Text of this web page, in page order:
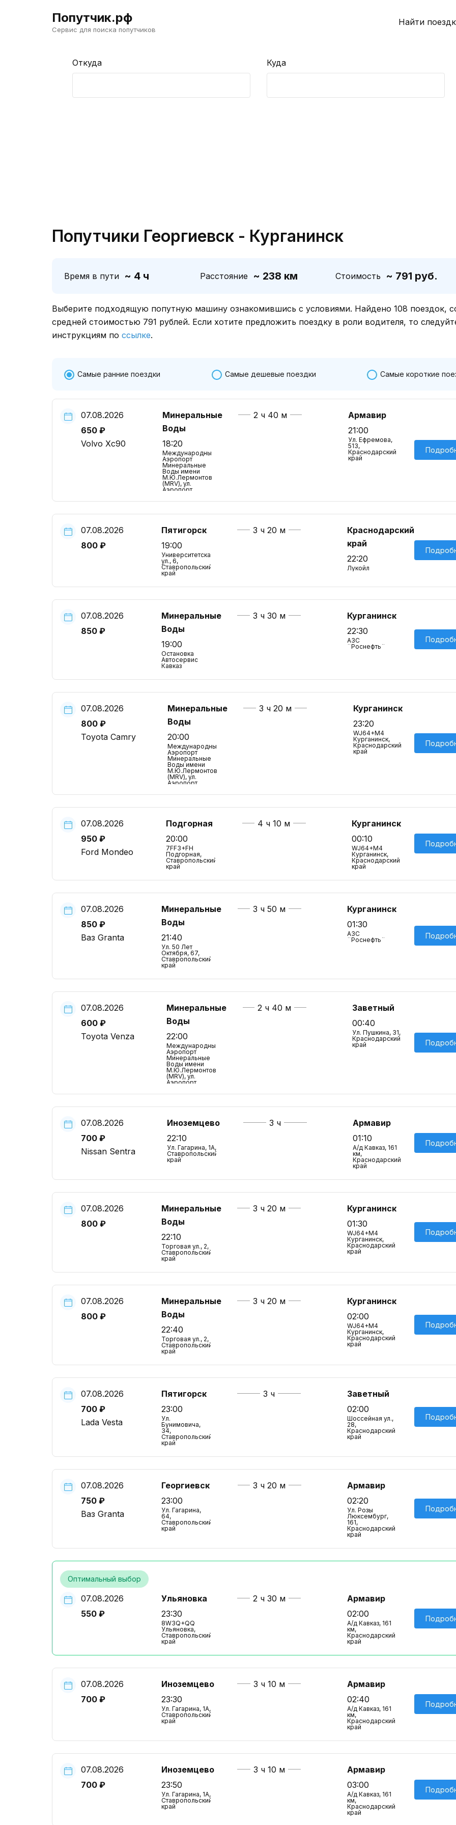
Попутчик.рф
Сервис для поиска попутчиков
Найти
Откуда Куда
Попутчики Георгиевск - Курганинск
Время в пути ~ 4 ч Расстояние ~ 238 км Стоимость ~ 791 руб.
Выберите подходящую попутную машину ознакомившись с условиями. Найдено 108 поездок,
средней стоимостью 791 рублей. Если хотите предложить поездку в роли водителя, то
инструкциям по ссылке.
Самые ранние поездки Самые дешевые поездки Самые короткие
07.08.2026
650 ₽
Volvo Xc90
Минеральные
Воды
18:20
Международный
Аэропорт
Минеральные
Воды имени
М.Ю.Лермонтова
(MRV), ул.
Аэропорт,
край
2 ч 40 м
Армавир
21:00
Ул. Ефремова,
513,
Краснодарский
край
07.08.2026
800 ₽
Пятигорск
19:00
Университетская
ул., 6,
Ставропольский
край
3 ч 20 м
Краснодарский
край
22:20
Лукойл
07.08.2026
850 ₽
Минеральные
Воды
19:00
Остановка
Автосервис
Кавказ
3 ч 30 м
Курганинск
22:30
АЗС
¨Роснефть¨
07.08.2026
800 ₽
Toyota Camry
Минеральные
Воды
20:00
Международный
Аэропорт
Минеральные
Воды имени
М.Ю.Лермонтова
(MRV), ул.
Аэропорт,
край
3 ч 20 м
Курганинск
23:20
WJ64+M4
Курганинск,
Краснодарский
край
07.08.2026
950 ₽
Ford Mondeo
Подгорная
20:00
7FF3+FH
Подгорная,
Ставропольский
край
4 ч 10 м
Курганинск
00:10
WJ64+M4
Курганинск,
Краснодарский
край
07.08.2026
850 ₽
Ваз Granta
Минеральные
Воды
21:40
Ул. 50 Лет
Октября, 67,
Ставропольский
край
3 ч 50 м
Курганинск
01:30
АЗС
¨Роснефть¨
07.08.2026
600 ₽
Toyota Venza
Минеральные
Воды
22:00
Международный
Аэропорт
Минеральные
Воды имени
М.Ю.Лермонтова
(MRV), ул.
Аэропорт,
край
2 ч 40 м
Заветный
00:40
Ул. Пушкина, 31,
Краснодарский
край
07.08.2026
700 ₽
Nissan Sentra
Иноземцево
22:10
Ул. Гагарина, 1А,
Ставропольский
край
3 ч
Армавир
01:10
А/д Кавказ, 161
км,
Краснодарский
край
07.08.2026
800 ₽
Минеральные
Воды
22:10
Торговая ул., 2,
Ставропольский
край
3 ч 20 м
Курганинск
01:30
WJ64+M4
Курганинск,
Краснодарский
край
07.08.2026
800 ₽
Минеральные
Воды
22:40
Торговая ул., 2,
Ставропольский
край
3 ч 20 м
Курганинск
02:00
WJ64+M4
Курганинск,
Краснодарский
край
07.08.2026
700 ₽
Lada Vesta
Пятигорск
23:00
Ул.
Бунимовича,
34,
Ставропольский
край
3 ч
Заветный
02:00
Шоссейная ул.,
28,
Краснодарский
край
07.08.2026
750 ₽
Ваз Granta
Георгиевск
23:00
Ул. Гагарина,
64,
Ставропольский
край
3 ч 20 м
Армавир
02:20
Ул. Розы
Люксембург,
161,
Краснодарский
край
Оптимальный выбор
07.08.2026
550 ₽
Ульяновка
23:30
8W3Q+QQ
Ульяновка,
Ставропольский
край
2 ч 30 м
Армавир
02:00
А/д Кавказ, 161
км,
Краснодарский
край
07.08.2026
700 ₽
Иноземцево
23:30
Ул. Гагарина, 1А,
Ставропольский
край
3 ч 10 м
Армавир
02:40
А/д Кавказ, 161
км,
Краснодарский
край
07.08.2026
700 ₽
Иноземцево
23:50
Ул. Гагарина, 1А,
Ставропольский
край
3 ч 10 м
Армавир
03:00
А/д Кавказ, 161
км,
Краснодарский
край